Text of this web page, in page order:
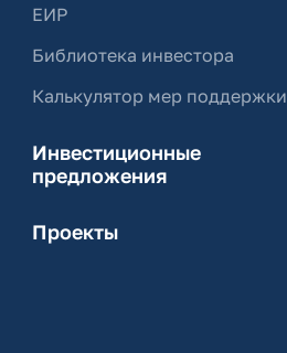
ЕИР
Библиотека инвестора
Калькулятор мер поддержки
Инвестиционные
предложения
Проекты